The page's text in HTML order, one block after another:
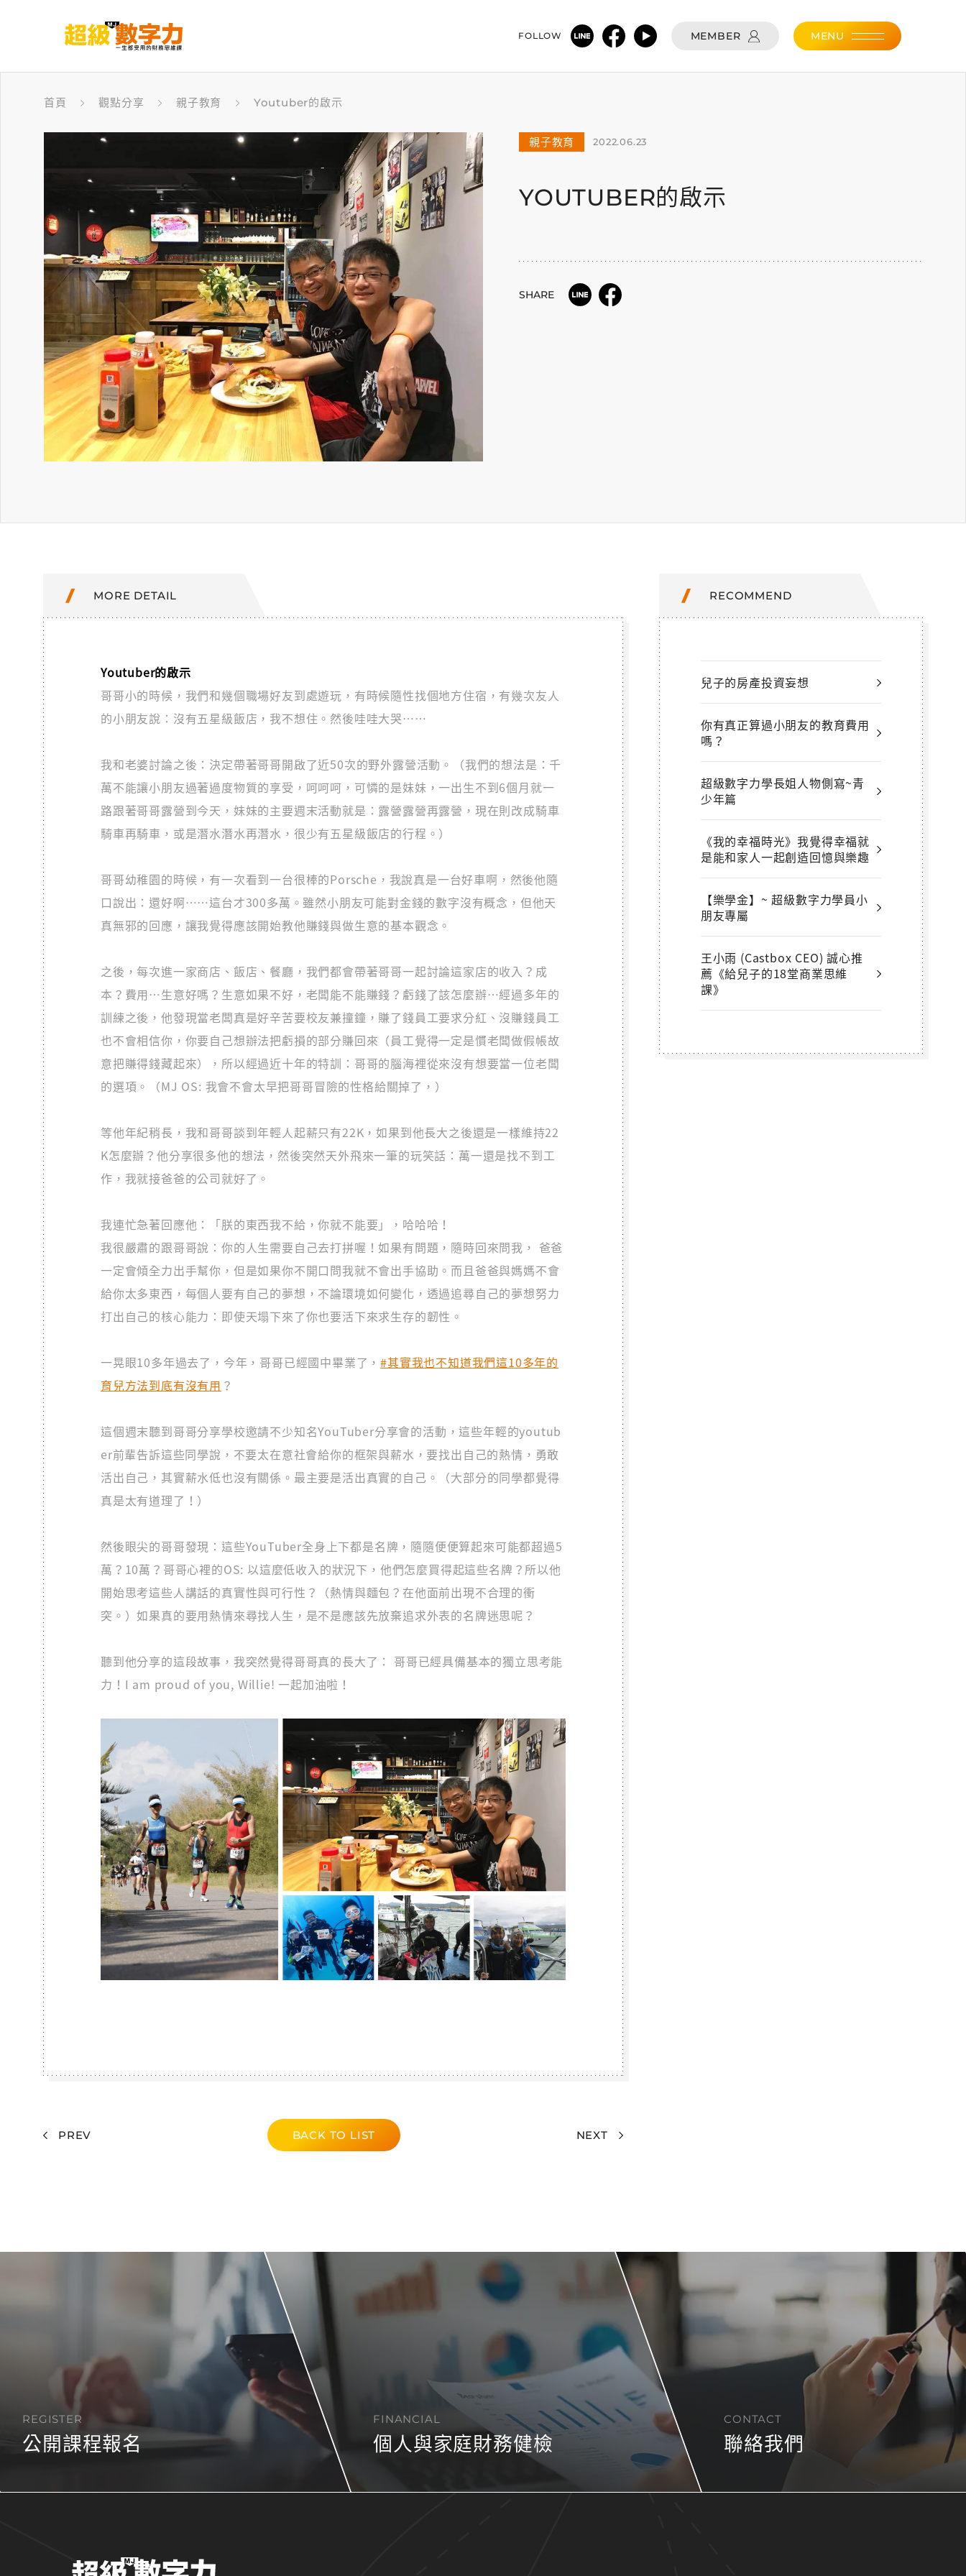
FOLLOW MEMBER MENU
首頁 觀點分享 親子教育 Youtuber的啟示
親子教育 2022.06.23
YOUTUBER的啟示
SHARE
MORE DETAIL
Youtuber的啟示
哥哥小的時候，我們和幾個職場好友到處遊玩，有時候隨性找個地方住宿，有幾次友人
的小朋友說：沒有五星級飯店，我不想住。然後哇哇大哭⋯⋯
我和老婆討論之後：決定帶著哥哥開啟了近50次的野外露營活動。（我們的想法是：千
萬不能讓小朋友過著過度物質的享受，呵呵呵，可憐的是妹妹，一出生不到6個月就一
路跟著哥哥露營到今天，妹妹的主要週末活動就是：露營露營再露營，現在則改成騎車
騎車再騎車，或是潛水潛水再潛水，很少有五星級飯店的行程。）
哥哥幼稚園的時候，有一次看到一台很棒的Porsche，我說真是一台好車啊，然後他隨
口說出：還好啊⋯⋯這台才300多萬。雖然小朋友可能對金錢的數字沒有概念，但他天
真無邪的回應，讓我覺得應該開始教他賺錢與做生意的基本觀念。
之後，每次進一家商店、飯店、餐廳，我們都會帶著哥哥一起討論這家店的收入？成
本？費用…生意好嗎？生意如果不好，老闆能不能賺錢？虧錢了該怎麼辦…經過多年的
訓練之後，他發現當老闆真是好辛苦要校友兼撞鐘，賺了錢員工要求分紅、沒賺錢員工
也不會相信你，你要自己想辦法把虧損的部分賺回來（員工覺得一定是慣老闆做假帳故
意把賺得錢藏起來），所以經過近十年的特訓：哥哥的腦海裡從來沒有想要當一位老闆
的選項。（MJ OS: 我會不會太早把哥哥冒險的性格給關掉了，）
等他年紀稍長，我和哥哥談到年輕人起薪只有22K，如果到他長大之後還是一樣維持22
K怎麼辦？他分享很多他的想法，然後突然天外飛來一筆的玩笑話：萬一還是找不到工
作，我就接爸爸的公司就好了。
我連忙急著回應他：「朕的東西我不給，你就不能要」，哈哈哈！
我很嚴肅的跟哥哥說：你的人生需要自己去打拼喔！如果有問題，隨時回來問我， 爸爸
一定會傾全力出手幫你，但是如果你不開口問我就不會出手協助。而且爸爸與媽媽不會
給你太多東西，每個人要有自己的夢想，不論環境如何變化，透過追尋自己的夢想努力
打出自己的核心能力：即使天塌下來了你也要活下來求生存的韌性。
一晃眼10多年過去了，今年，哥哥已經國中畢業了，#其實我也不知道我們這10多年的
育兒方法到底有沒有用 ？
這個週末聽到哥哥分享學校邀請不少知名YouTuber分享會的活動，這些年輕的youtub
er前輩告訴這些同學說，不要太在意社會給你的框架與薪水，要找出自己的熱情，勇敢
活出自己，其實薪水低也沒有關係。最主要是活出真實的自己。（大部分的同學都覺得
真是太有道理了！）
然後眼尖的哥哥發現：這些YouTuber全身上下都是名牌，隨隨便便算起來可能都超過5
萬？10萬？哥哥心裡的OS: 以這麼低收入的狀況下，他們怎麼買得起這些名牌？所以他
開始思考這些人講話的真實性與可行性？（熱情與麵包？在他面前出現不合理的衝
突。）如果真的要用熱情來尋找人生，是不是應該先放棄追求外表的名牌迷思呢？
聽到他分享的這段故事，我突然覺得哥哥真的長大了： 哥哥已經具備基本的獨立思考能
力！I am proud of you, Willie! 一起加油啦！
PREV BACK TO LIST NEXT
RECOMMEND
兒子的房產投資妄想
你有真正算過小朋友的教育費用
嗎？
超級數字力學長姐人物側寫~青
少年篇
《我的幸福時光》我覺得幸福就
是能和家人一起創造回憶與樂趣
【樂學金】~ 超級數字力學員小
朋友專屬
王小雨 (Castbox CEO) 誠心推
薦《給兒子的18堂商業思維
課》
REGISTER
公開課程報名
FINANCIAL
個人與家庭財務健檢
CONTACT
聯絡我們